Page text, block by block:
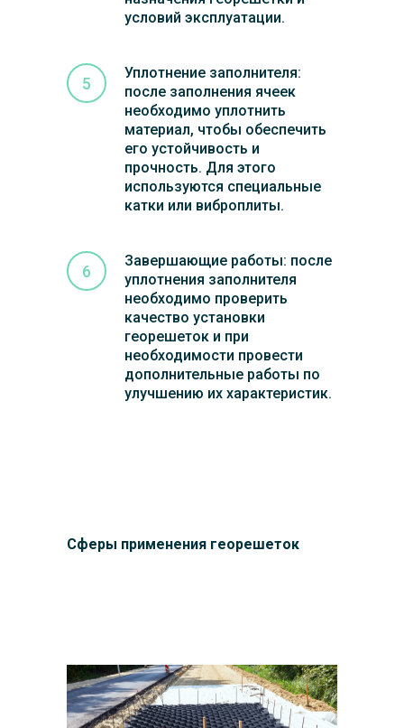
условий эксплуатации.
Уплотнение заполнителя:
после заполнения ячеек
необходимо уплотнить
материал, чтобы обеспечить
его устойчивость и
прочность. Для этого
используются специальные
катки или виброплиты.
Завершающие работы: после
уплотнения заполнителя
необходимо проверить
качество установки
георешеток и при
необходимости провести
дополнительные работы по
улучшению их характеристик.
Сферы применения георешеток